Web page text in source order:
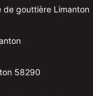
gouttière Limanton
58290